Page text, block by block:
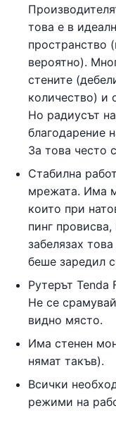
това е в
пространство
вероятно).
стените
количество) и
Но радиусът
благодарение
За това често
Стабилна
мрежата. Има
които при
пинг
забелязах
беше заредил
Рутерът Tenda
Не се
видно място.
Има стенен
нямат такъв).
Всички
режими на